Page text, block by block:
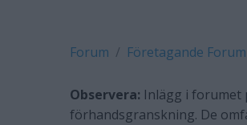
Forum Företagande Forum
Observera: Inlägg i forumet
förhandsgranskning. De